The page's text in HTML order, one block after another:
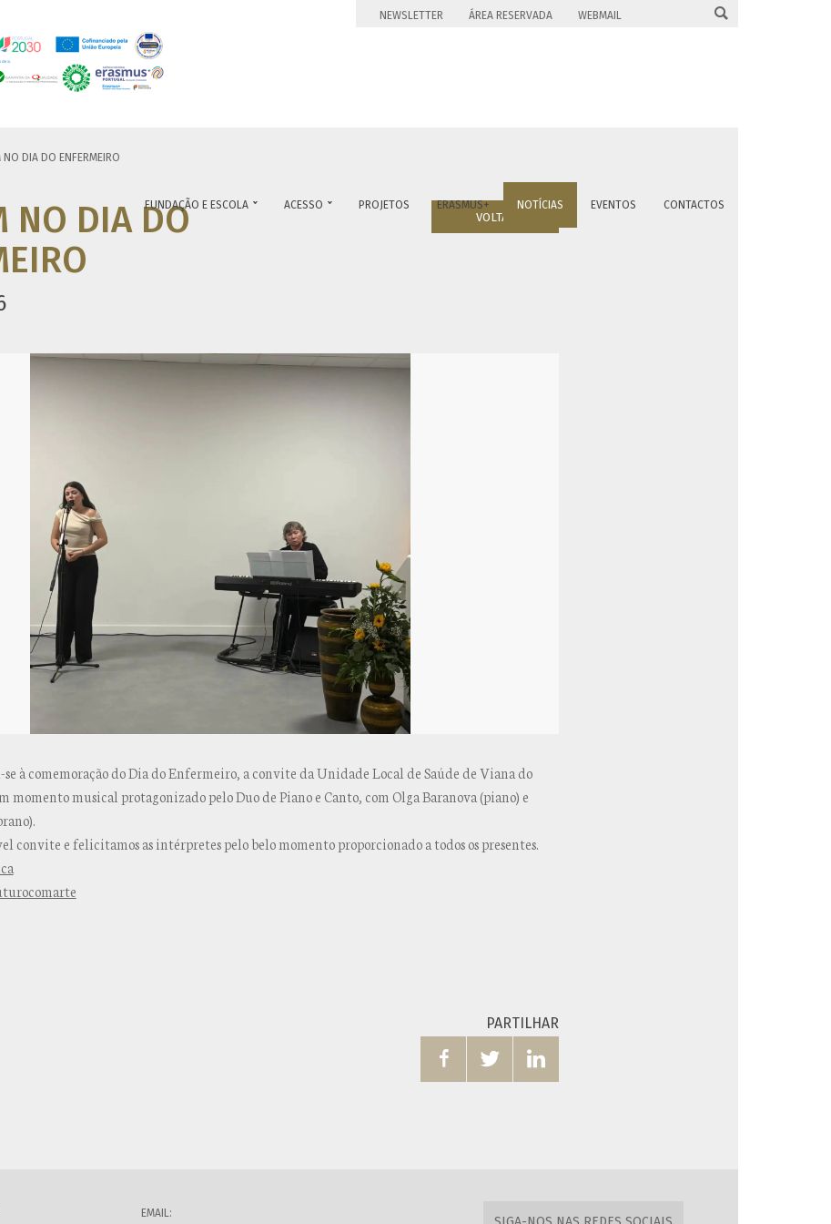
NEWSLETTER ÁREA RESERVADA WEBMAIL 
FUNDAÇÃO E ESCOLA  ACESSO  PROJETOS ERASMUS+ NOTÍCIAS EVENTOS CONTACTOS
NO DIA DO ENFERMEIRO
VOLTAR
NO DIA DO
à comemoração do Dia do Enfermeiro, a convite da Unidade Local de Saúde de Viana do
momento musical protagonizado pelo Duo de Piano e Canto, com Olga Baranova (piano) e
convite e felicitamos as intérpretes pelo belo momento proporcionado a todos os presentes.
PARTILHAR
  
EMAIL: